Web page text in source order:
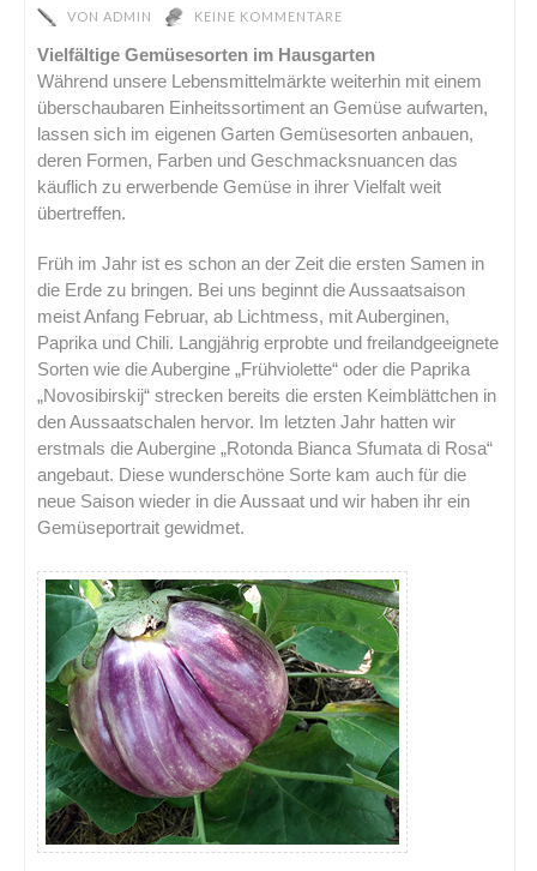
VON ADMIN KEINE KOMMENTARE
Vielfältige Gemüsesorten im Hausgarten
Während unsere Lebensmittelmärkte weiterhin mit einem
überschaubaren Einheitssortiment an Gemüse aufwarten,
lassen sich im eigenen Garten Gemüsesorten anbauen,
deren Formen, Farben und Geschmacksnuancen das
käuflich zu erwerbende Gemüse in ihrer Vielfalt weit
übertreffen.
Früh im Jahr ist es schon an der Zeit die ersten Samen in
die Erde zu bringen. Bei uns beginnt die Aussaatsaison
meist Anfang Februar, ab Lichtmess, mit Auberginen,
Paprika und Chili. Langjährig erprobte und freilandgeeignete
Sorten wie die Aubergine „Frühviolette“ oder die Paprika
„Novosibirskij“ strecken bereits die ersten Keimblättchen in
den Aussaatschalen hervor. Im letzten Jahr hatten wir
erstmals die Aubergine „Rotonda Bianca Sfumata di Rosa“
angebaut. Diese wunderschöne Sorte kam auch für die
neue Saison wieder in die Aussaat und wir haben ihr ein
Gemüseportrait gewidmet.